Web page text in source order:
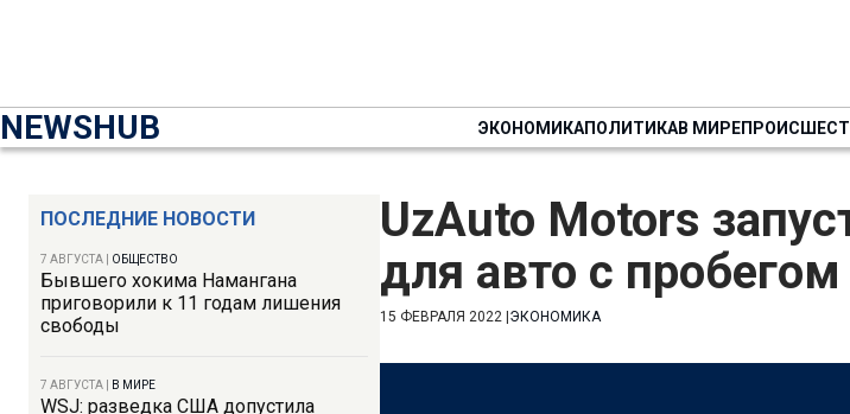
NEWSHUB ЭКОНОМИКАПОЛИТИКАВ МИРЕ
ПОСЛЕДНИЕ НОВОСТИ
7 АВГУСТА ОБЩЕСТВО
Бывшего хокима Намангана
приговорили к 11 годам лишения
свободы
7 АВГУСТА В МИРЕ
WSJ: разведка США допустила
UzAuto Motors
для авто с пробегом
15 ФЕВРАЛЯ 2022 ЭКОНОМИКА